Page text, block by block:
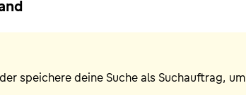
speichere deine Suche als Suchauftrag, um